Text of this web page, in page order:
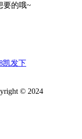
要的哦~
凯发下
© 2024